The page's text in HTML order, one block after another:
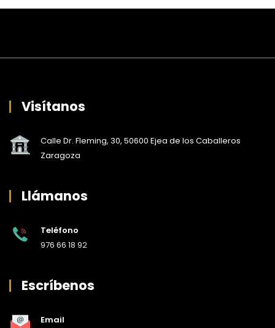
Visítanos
Calle Dr. Fleming, 30, 50600 Ejea de los Caballeros
Zaragoza
Llámanos
Teléfono
976 66 18 92
Escríbenos
Email